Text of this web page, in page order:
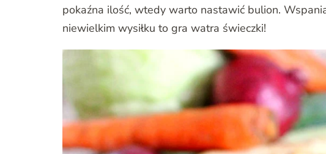
pokaźna ilość, wtedy warto nastawić bulion.
niewielkim wysiłku to gra watra świeczki!